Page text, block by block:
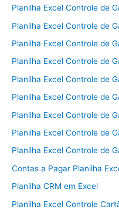
Planilha Excel Controle de
Planilha Excel Controle de
Planilha Excel Controle de
Planilha Excel Controle de
Planilha Excel Controle de
Planilha Excel Controle de
Planilha Excel Controle de
Planilha Excel Controle de
Planilha Excel Controle de
Contas a Pagar Planilha
Planilha CRM em Excel
Planilha Excel Controle